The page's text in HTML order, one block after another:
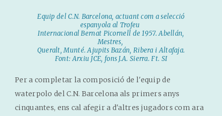
Equip del C.N. Barcelona, actuant com a selecció
espanyola al Trofeu
Internacional Bernat Picornell de 1957. Abellán,
Mestres,
Queralt, Munté. Ajupits Bazán, Ribera i Altafaja.
Font: Arxiu JCE, fons J.A. Sierra. Ft. SI
Per a completar la composició de l'equip de
waterpolo del C.N. Barcelona als primers anys
cinquantes, ens cal afegir a d'altres jugadors com ara